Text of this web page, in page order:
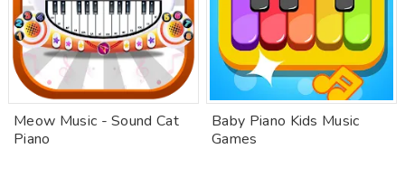
Meow Music - Sound Cat
Piano
Baby Piano Kids Music
Games